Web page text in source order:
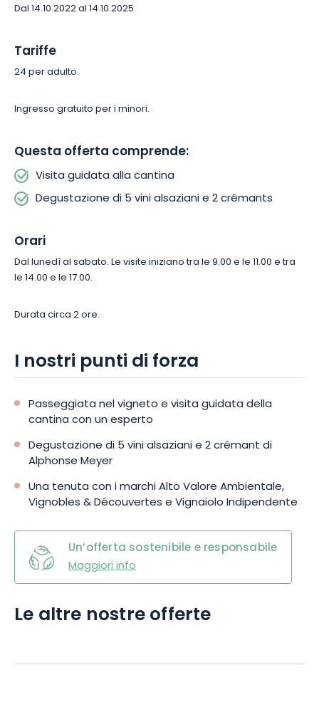
accuratamente selezionati e 2 crémant, che saranno sostituiti
Dal 14.10.2022 al 14.10.2025
Tariffe
24 per adulto.
Ingresso gratuito per i minori.
Questa offerta comprende:
Visita guidata alla cantina
Degustazione di 5 vini alsaziani e 2 crémants
Orari
Dal lunedì al sabato. Le visite iniziano tra le 9.00 e le 11.00 e tra
le 14.00 e le 17.00.
Durata circa 2 ore.
I nostri punti di forza
Passeggiata nel vigneto e visita guidata della
cantina con un esperto
Degustazione di 5 vini alsaziani e 2 crémant di
Alphonse Meyer
Una tenuta con i marchi Alto Valore Ambientale,
Vignobles & Découvertes e Vignaiolo Indipendente
Un’offerta sostenibile e responsabile
Maggiori info
Le altre nostre offerte